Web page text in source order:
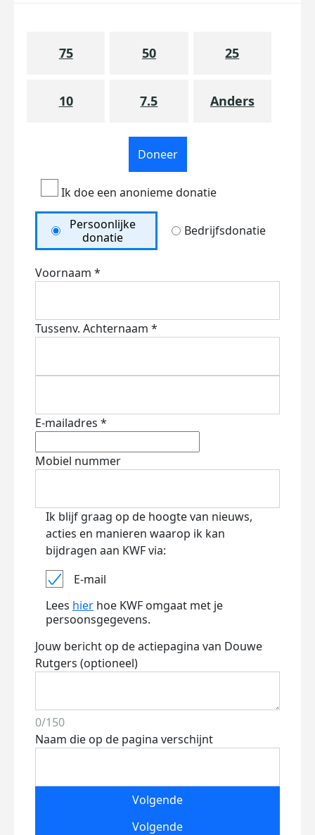
75 50 25
10 7.5 Anders
Doneer
Ik doe een anonieme donatie
Persoonlijke
donatie
Bedrijfsdonatie
Voornaam *
Tussenv. Achternaam *
E-mailadres *
Mobiel nummer
Ik blijf graag op de hoogte van nieuws,
acties en manieren waarop ik kan
bijdragen aan KWF via:
E-mail
Lees hier hoe KWF omgaat met je
persoonsgegevens.
Jouw bericht op de actiepagina van Douwe
Rutgers (optioneel)
0/150
Naam die op de pagina verschijnt
Volgende
Volgende